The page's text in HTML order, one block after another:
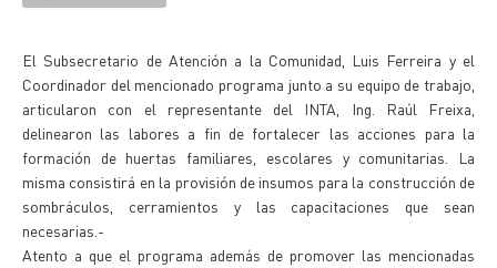
El Subsecretario de Atención a la Comunidad, Luis Ferreira y el
Coordinador del mencionado programa junto a su equipo de trabajo,
articularon con el representante del INTA, Ing. Raúl Freixa,
delinearon las labores a fin de fortalecer las acciones para la
formación de huertas familiares, escolares y comunitarias. La
misma consistirá en la provisión de insumos para la construcción de
sombráculos, cerramientos y las capacitaciones que sean
necesarias.-
Atento a que el programa además de promover las mencionadas